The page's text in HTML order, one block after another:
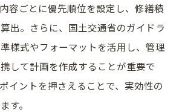
導く長期修繕計画書作成の流れ
計画書作成から合意形成までの全
説明資料に適した長期修繕計画書
容ごとに優先順位を設定し、修繕積
出。さらに、国土交通省のガイドラ
様式やフォーマットを活用し、管理
して計画を作成することが重要で
イントを押さえることで、実効性の
す。